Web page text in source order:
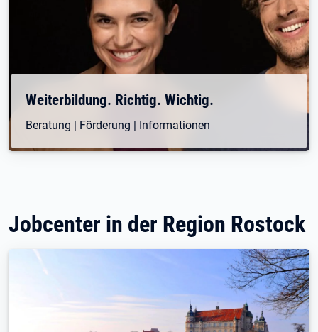
Weiterbildung. Richtig. Wichtig.
Beratung | Förderung | Informationen
Jobcenter in der Region Rostock